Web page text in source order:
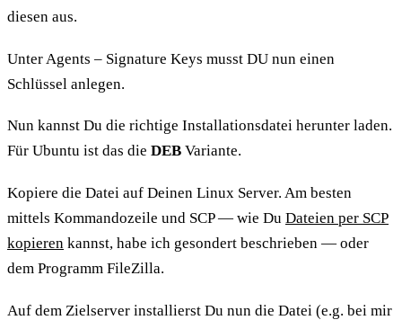
diesen aus.
Unter Agents – Signature Keys musst DU nun einen
Schlüssel anlegen.
Nun kannst Du die richtige Installationsdatei herunter laden.
Für Ubuntu ist das die DEB Variante.
Kopiere die Datei auf Deinen Linux Server. Am besten
mittels Kommandozeile und SCP — wie Du Dateien per SCP
kopieren kannst, habe ich gesondert beschrieben — oder
dem Programm FileZilla.
Auf dem Zielserver installierst Du nun die Datei (e.g. bei mir